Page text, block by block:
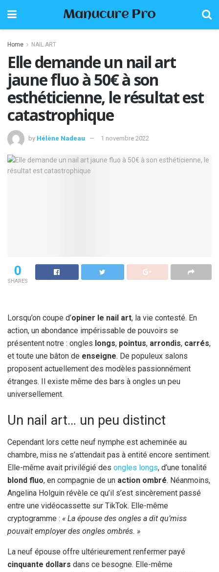
Manucure Pro
Home NAIL ART
Elle demande un nail art
jaune fluo à 50€ à son
esthéticienne, le résultat est
catastrophique
by Hélène Nadeau 1 novembre 2022
0
SHARES
Lorsqu’on coupe d’opiner le nail art, la vie contesté. En
action, un abondance impérissable de pouvoirs se
présentent notre : ongles longs, pointus, arrondis, carrés,
et toute une bâton de enseigne. De populeux salons
proposent actuellement des modèles passionnément
étranges. Il existe même des bars à ongles un peu
universellement.
Un nail art… un peu distinct
Cependant lors cette neuf nymphe est acheminée au
chambre, miss ne s’attendait pas à entité encore sentiment.
Elle-même avait privilégié des ongles longs, d’une tonalité
blond fluo, en compagnie de un action ombré. Néanmoins,
Angelina Holguin révèle ce qu’il s’est sincèrement passé
entre une vidéocassette sur TikTok. Elle-même
cryptogramme : « La épouse des ongles a dit qu’miss
pouvait employer des ongles ombrés. »
La neuf épouse offre ultérieurement renfermer payé
cinquante dollars dans ce besogne. Elle-même